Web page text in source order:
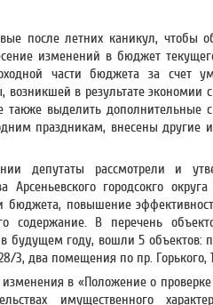
после летних каникул, чтобы
изменений в бюджет
части бюджета за счет
возникшей в результате экономии
также выделить дополнительные
праздникам, внесены
депутаты рассмотрели и
Арсеньевского городсокго
бюджета, повышение
содержание. В перечень
будущем году, вошли 5 объектов:
3, два помещения по пр. Горького,
в «Положение о проверке
имущественного